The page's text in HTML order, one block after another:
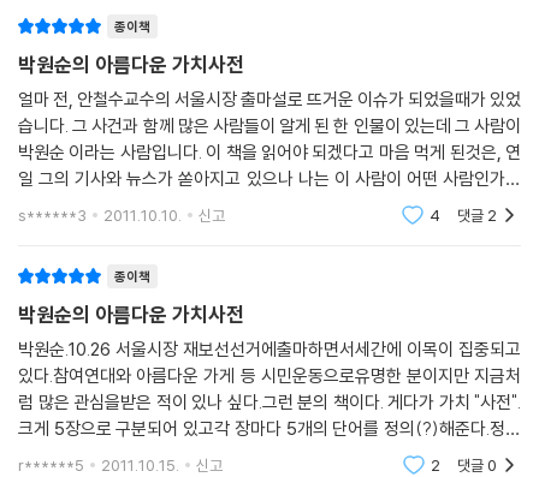
정착하는 과정을 컨설팅하고 지원해주는 직업입니다.
*배우자를 잃은 사람들을 위한 컨설턴트-사랑하는 이를 잃은 사람이야말
로 가장 용기가 필요한 이들이 아닐까요? 이들에게 홀로 남아 사는 법을 가
르치고 도와주는 전문가입니다.
*이동식 카페테리아 사업가-거리에 나가 혼자 사업을 하려면 누구보다도
용기가 필요할 것입니다. 무소의 뿔처럼 혼자서 가보십시오.
*대학생 이장-아무도 가지 않는 농촌으로 귀향해 농촌 마을에 생기를 불
어넣고 도전하려는 용기 있는 젊은이가 필요한 때입니다.---p.71 「용기를
무조건 새로운 것을 찾아낸다고 창의는 아니다. 기존에 있던 일자리나 사
업 영역도 융합하고 변형해 새로운 요소를 가미하면 재탄생한다. 한옥이
대표적인 예다. 한옥은 오래 전부췅 우리 곁에 있어 왔다. 그런데 여기 새로
운 요소를 조금만 덧붙이면 어엿한 ‘신사업 아이템’이 된다.
우리나라의 아동 자살률은 현재 세계 1위다. 국민들의 우울증도 심각하다.
이런 때 도시 문명에 지친 사람들이 쉼을 얻기 위해 찾을 만한 곳이 바로 한
이디어의 부재와 부동산 문제와 같이 한국 사회가 안고 있는 만성적인 문
제를 ‘연합’을 통해 해결한 사례를 제시한다. ‘제4장 겸허, 만족의 시작’에
서는 배우고 낮추고 성찰하는 자세를 통해 좀 더 내실 있는 사회를 만드는
법을 생각해보고, ‘제5장 놓음, 채움의 시작’에서는 버려야 더욱 큰 것을 얻
을 수 있다는 만고불변의 진리를 확인해본다. 모든 장에는 25가지 가치를
올바르게 실천하며 살고 있는 우리 시대의 아름다운 이웃들이 등장해, 우
리 삶의 모습을 다시금 되돌아보게 할 것이다.
하기 위한 수백 가지 일자리도 함께 상상했다. '국제표준기구 획득대행사
CEO', 'SOHO 사업 컨설턴트', ‘착한 파트너 제3세계 지원가’ 등 사회를 가
치 있게 만드는 동시에 일자리가 없어 젊은 날을 소비하는 젊은이들의 꿈
을 지원하는 상상력 넘치는 직업들이 가득하다. 박원순의 바람은 모두가
이 책의 아이디어를 마음껏 벤치마킹하는 것이다.
종이책
박원순의 아름다운 가치사전
얼마 전, 안철수교수의 서울시장 출마설로 뜨거운 이슈가 되었을때가 있었
습니다. 그 사건과 함께 많은 사람들이 알게 된 한 인물이 있는데 그 사람이
박원순 이라는 사람입니다. 이 책을 읽어야 되겠다고 마음 먹게 된것은, 연
일 그의 기사와 뉴스가 쏟아지고 있으나 나는 이 사람이 어떤 사람인가에
대해 자세히 모르고 있기 때문이 었습니다. 나는 정치에 있어서 무조건적
s******3 2011.10.10. 신고 4 댓글 2
종이책
박원순의 아름다운 가치사전
박원순.10.26 서울시장 재보선선거에출마하면서세간에 이목이 집중되고
있다.참여연대와 아름다운 가게 등 시민운동으로유명한 분이지만 지금처
럼 많은 관심을받은 적이 있나 싶다.그런 분의 책이다. 게다가 가치 "사전".
크게 5장으로 구분되어 있고각 장마다 5개의 단어를 정의(?)해준다.정의
로움부터 되살림까지.물론 그만의 방식으로 해석한다.사전적의미를 몰라
r******5 2011.10.15. 신고 2 댓글0